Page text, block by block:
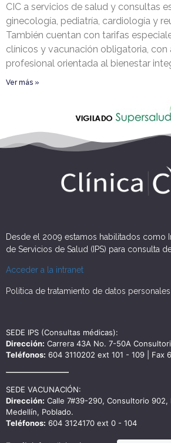
CIC a servicios de salud y consultas
ginecología, pediatría, cardiología y
También cuentan con tarifas
clínicos y vacunación obligatoria, con
profesional orientada al bienestar
Ver más »
Desde el 2009 estamos habilitados como
de Servicios de Salud (IPS) para consulta
Acceder a la intranet
Política de tratamiento de datos personales
SEDE IPS (Consultas médicas):
Dirección: Carrera 43A No. 7-50A
Teléfonos: 604 3110202 ext 101 - 109 | Fax
SEDE VACUNACIÓN:
Dirección: Calle 7#39-290, Consultorio 902,
Medellín, Poblado.
Teléfonos: 604 3124170 ext 0 - 104